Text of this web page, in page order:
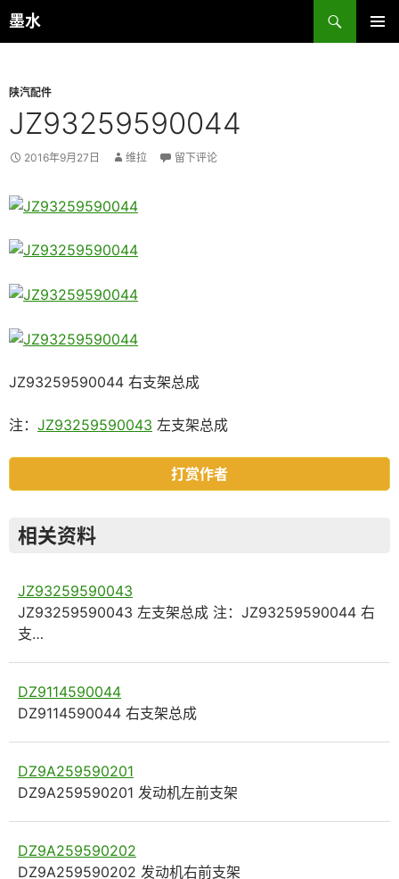
跳
至
墨水
搜
索
陕汽配件
JZ93259590044
2016年9月27日 维拉 留下评论
JZ93259590044 右支架总成
注： JZ93259590043 左支架总成
打赏作者
相关资料
JZ93259590043
JZ93259590043 左支架总成 注：JZ93259590044 右
支…
DZ9114590044
DZ9114590044 右支架总成
DZ9A259590201
DZ9A259590201 发动机左前支架
DZ9A259590202
DZ9A259590202 发动机右前支架